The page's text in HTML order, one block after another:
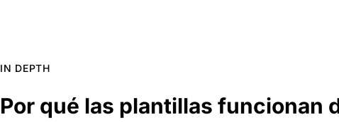
IN DEPTH
Por qué las plantillas funcionan